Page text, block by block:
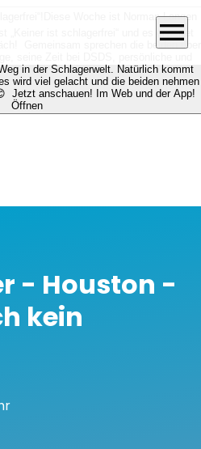
Diese Woche ist Norman Langen
ist schlagerfrei“ und es erwartet
Gemeinsam sprechen die beiden über
seine Zeit bei DSDS, persönliche und
in der Schlagerwelt. Natürlich kommt
wird viel gelacht und die beiden nehmen
Jetzt anschauen! Im Web und der App!
Öffnen
menu
- Houston -
kein